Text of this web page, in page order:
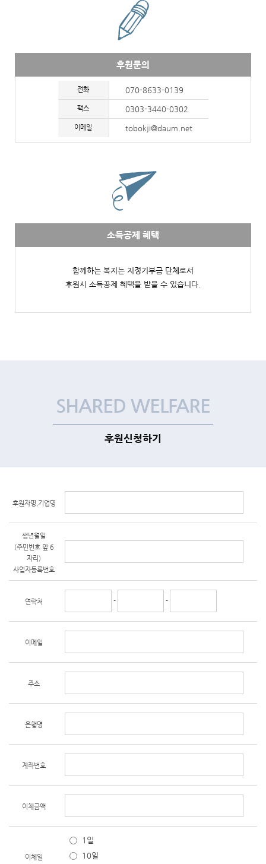
후원문의
전화 070-8633-0139
팩스 0303-3440-0302
이메일 tobokji@daum.net
소득공제 혜택
함께하는 복지는 지정기부금 단체로서
후원시 소득공제 혜택을 받을 수 있습니다.
SHARED WELFARE
후원신청하기
후원자명,기업명
생년월일
(주민번호 앞 6
자리)
사업자등록번호
연락처 - -
이메일
주소
은행명
계좌번호
이체금액
이체일
1일
10일